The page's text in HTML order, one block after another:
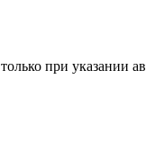
при указании